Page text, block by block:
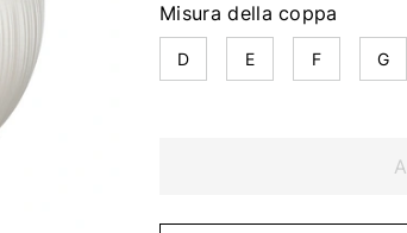
Misura della coppa
D E F G